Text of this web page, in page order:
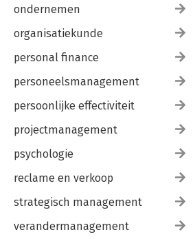
ondernemen
organisatiekunde
personal finance
personeelsmanagement
persoonlijke effectiviteit
projectmanagement
psychologie
reclame en verkoop
strategisch management
verandermanagement